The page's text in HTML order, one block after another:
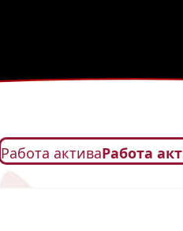
Работа активаРабота